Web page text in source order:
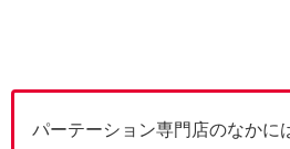
パーテーション専門店のなかに